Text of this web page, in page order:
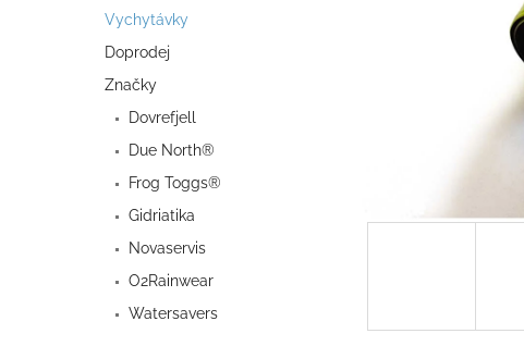
Vychytávky
Doprodej
Značky
Dovrefjell
Due North®
Frog Toggs®
Gidriatika
Novaservis
O2Rainwear
Watersavers